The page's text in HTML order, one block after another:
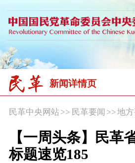
新闻详情页
民革中央网站>> 民革要闻 >>地
【一周头条】民革
标题速览185